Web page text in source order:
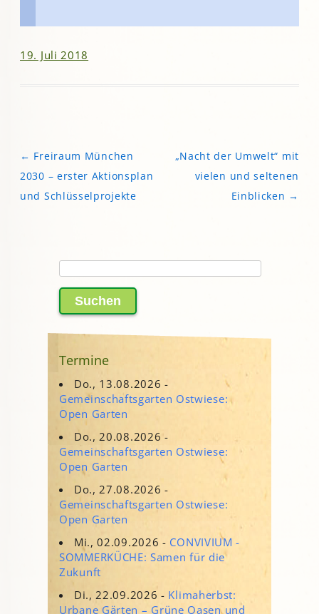
19. Juli 2018
Beitragsnavigation
← Freiraum München
2030 – erster Aktionsplan
und Schlüsselprojekte
„Nacht der Umwelt“ mit
vielen und seltenen
Einblicken →
nach:
Termine
Do., 13.08.2026 -
Gemeinschaftsgarten Ostwiese:
Open Garten
Do., 20.08.2026 -
Gemeinschaftsgarten Ostwiese:
Open Garten
Do., 27.08.2026 -
Gemeinschaftsgarten Ostwiese:
Open Garten
Mi., 02.09.2026 - CONVIVIUM -
SOMMERKÜCHE: Samen für die
Zukunft
Di., 22.09.2026 - Klimaherbst:
Urbane Gärten – Grüne Oasen und